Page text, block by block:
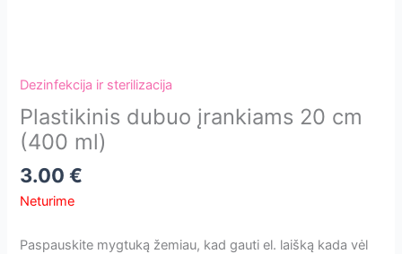
Dezinfekcija ir sterilizacija
Plastikinis dubuo įrankiams 20 cm
(400 ml)
3.00€
Neturime
Paspauskite mygtuką žemiau, kad gauti el. laišką kada vėl